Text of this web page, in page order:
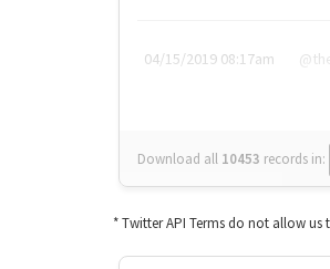
04/15/2019 08:17am
Download all 10453 records in:
* Twitter API Terms do not allow us